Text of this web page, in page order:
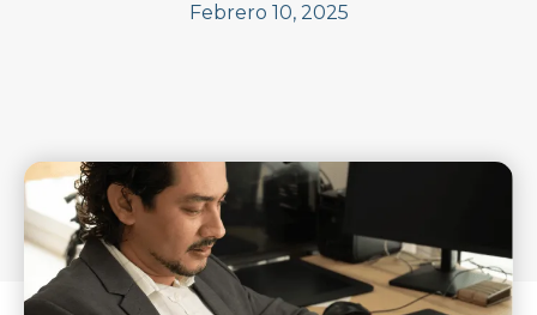
Febrero 10, 2025